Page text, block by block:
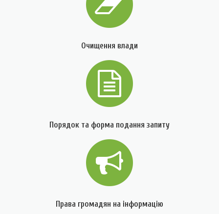
Очищення влади
Порядок та форма подання запиту
Права громадян на інформацію